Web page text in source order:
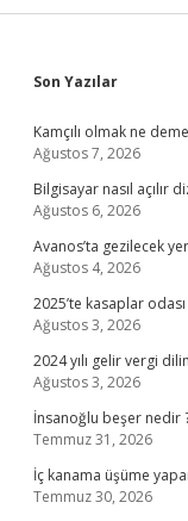
Sidebar
Son Yazılar
Kamçılı olmak ne
Ağustos 7, 2026
Bilgisayar nasıl açılır
Ağustos 6, 2026
Avanos’ta gezilecek
Ağustos 4, 2026
2025’te kasaplar
Ağustos 3, 2026
2024 yılı gelir vergi
Ağustos 3, 2026
İnsanoğlu beşer nedir
Temmuz 31, 2026
İç kanama üşüme
Temmuz 30, 2026